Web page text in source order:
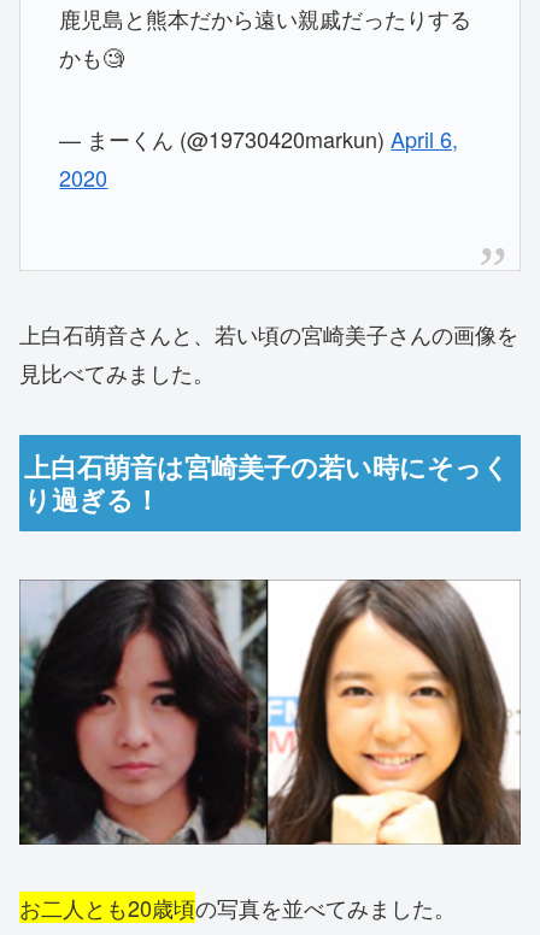
鹿児島と熊本だから遠い親戚だったりする
かも🧐
— まーくん (@19730420markun)April 6,
2020
上白石萌音さんと、若い頃の宮崎美子さんの画像を
見比べてみました。
上白石萌音は宮崎美子の若い時にそっく
り過ぎる！
お二人とも20歳頃の写真を並べてみました。